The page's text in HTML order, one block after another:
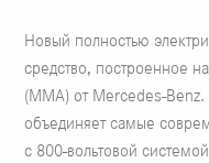
Новый полностью
средство, построенное
(MMA) от Mercedes-
объединяет самые
с 800-вольтовой